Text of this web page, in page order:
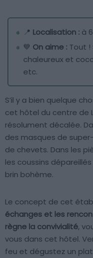
📍 Localisation : à
💙 On aime : Tout
chaleureux et
etc.
S’il y a bien quelque
cet hôtel du centre de
résolument décalée.
des masques de
de chevets. Dans les
les coussins
brin bohème.
Le concept de cet
échanges et les
règne la convivialité,
vous dans cet hôtel.
feu et dégustez un